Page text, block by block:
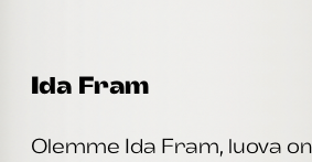
Ida Fram
Olemme Ida Fram, luova